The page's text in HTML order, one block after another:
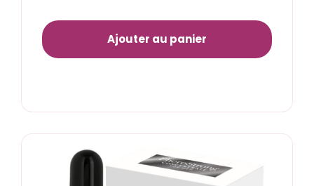
Ajouter au panier